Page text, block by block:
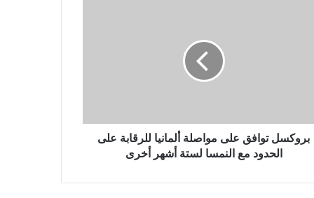
بروكسل توافق على مواصلة ألمانيا للرقابة على
الحدود مع النمسا لستة أشهر أخرى